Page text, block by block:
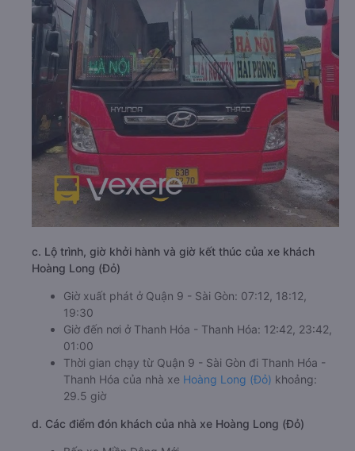
c. Lộ trình, giờ khởi hành và giờ kết thúc của xe khách
Hoàng Long (Đỏ)
Giờ xuất phát ở Quận 9 - Sài Gòn: 07:12, 18:12,
19:30
Giờ đến nơi ở Thanh Hóa - Thanh Hóa: 12:42, 23:42,
01:00
Thời gian chạy từ Quận 9 - Sài Gòn đi Thanh Hóa -
Thanh Hóa của nhà xe Hoàng Long (Đỏ) khoảng:
29.5 giờ
d. Các điểm đón khách của nhà xe Hoàng Long (Đỏ)